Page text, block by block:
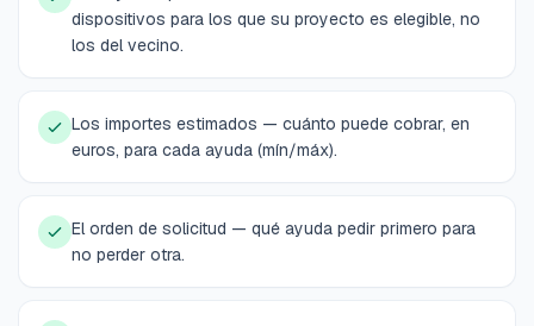
dispositivos para los que su proyecto es elegible, no
los del vecino.
Los importes estimados — cuánto puede cobrar, en
euros, para cada ayuda (mín/máx).
El orden de solicitud — qué ayuda pedir primero para
no perder otra.